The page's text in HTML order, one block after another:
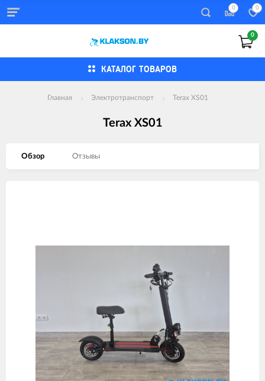
0 0
0
КАТАЛОГ ТОВАРОВ
Главная Электротранспорт Terax XS01
Terax XS01
Обзор Отзывы